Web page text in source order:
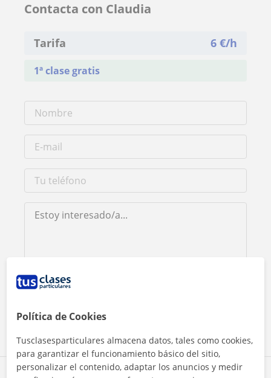
Contacta con Claudia
Tarifa 6 €/h
1ª clase gratis
Al hacer clic, aceptas nuestro
Contactar ahora
Política de Cookies
Tusclasesparticulares almacena datos, tales como cookies,
para garantizar el funcionamiento básico del sitio,
personalizar el contenido, adaptar los anuncios y medir